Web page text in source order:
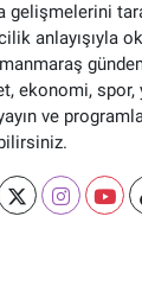
gelişmelerini
anlayışıyla
ekonomi,
ve